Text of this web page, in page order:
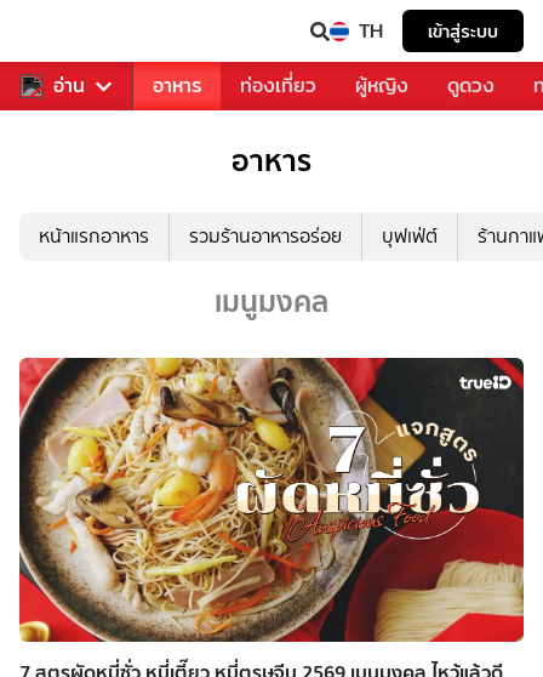
TH เข้าสู่ระบบ
อ่าน
รวงการเพลง อาหาร ท่องเที่ยว ผู้หญิง ดูดวง
อาหาร
หน้าแรกอาหาร รวมร้านอาหารอร่อย บุฟเฟ่ต์ ร้านกา
เมนูมงคล